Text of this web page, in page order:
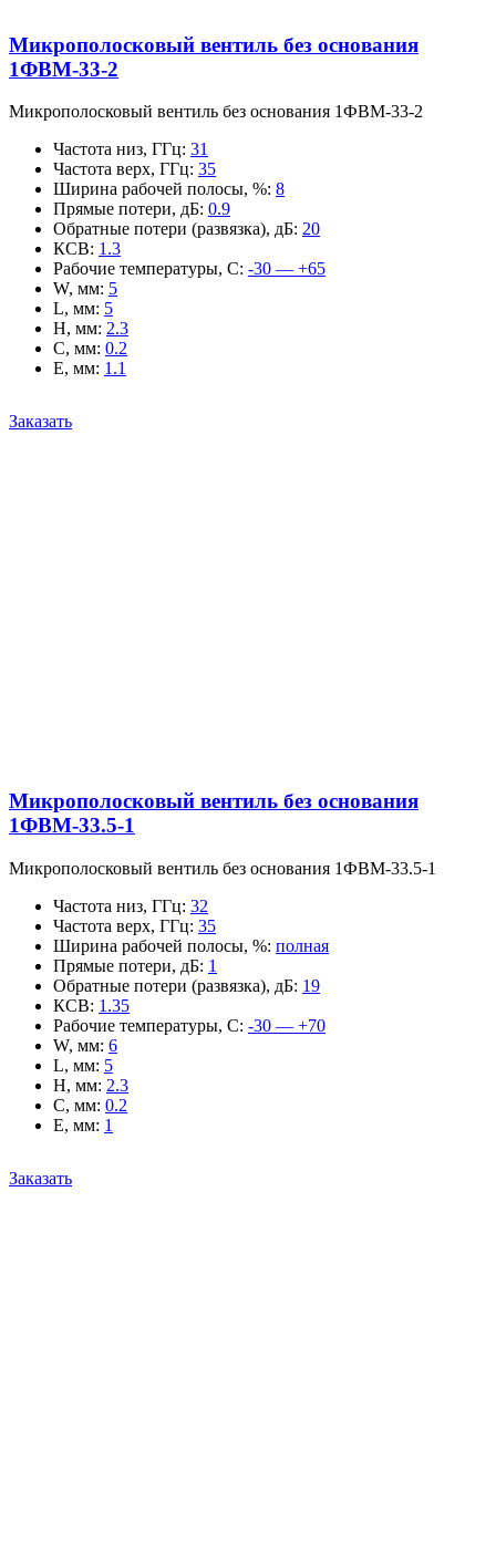
Микрополосковый вентиль без основания
1ФВМ-33-2
Микрополосковый вентиль без основания 1ФВМ-33-2
Частота низ, ГГц: 31
Частота верх, ГГц: 35
Ширина рабочей полосы, %: 8
Прямые потери, дБ: 0.9
Обратные потери (развязка), дБ: 20
КСВ: 1.3
Рабочие температуры, С: -30 — +65
W, мм: 5
L, мм: 5
H, мм: 2.3
C, мм: 0.2
E, мм: 1.1
Заказать
Микрополосковый вентиль без основания
1ФВМ-33.5-1
Микрополосковый вентиль без основания 1ФВМ-33.5-1
Частота низ, ГГц: 32
Частота верх, ГГц: 35
Ширина рабочей полосы, %: полная
Прямые потери, дБ: 1
Обратные потери (развязка), дБ: 19
КСВ: 1.35
Рабочие температуры, С: -30 — +70
W, мм: 6
L, мм: 5
H, мм: 2.3
C, мм: 0.2
E, мм: 1
Заказать